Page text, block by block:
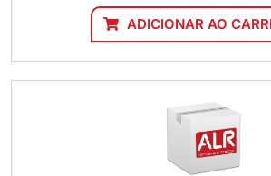
ADICIONAR AO